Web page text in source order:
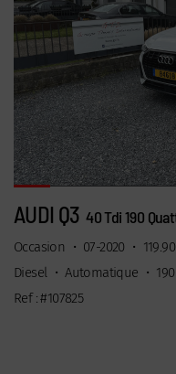
AUDI Q3 40 Tdi 190
Occasion • 07-2020 •
Diesel • Automatique •
Ref : #107825